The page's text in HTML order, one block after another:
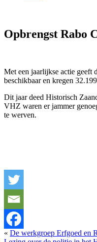
Opbrengst Rabo
Met een jaarlijkse actie geeft
beschikbaar en kregen
Dit jaar deed Historisch
VHZ waren er jammer
te werven.
« De werkgroep Erfgoed en